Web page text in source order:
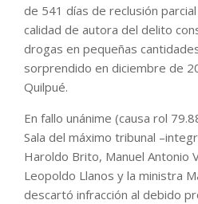
de 541 días de reclusión
calidad de autora del delito
drogas en pequeñas
sorprendido en diciembre de
Quilpué.
En fallo unánime (causa rol
Sala del máximo tribunal
Haroldo Brito, Manuel Antonio
Leopoldo Llanos y la ministra
descartó infracción al debido